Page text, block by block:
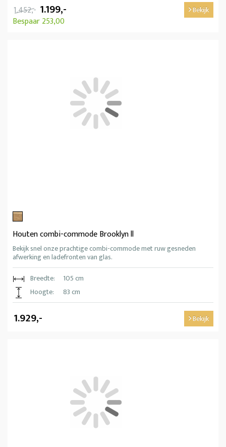
1.452,- 1.199,-
Bespaar 253,00
Bekijk
Houten combi-commode Brooklyn ll
Bekijk snel onze prachtige combi-commode met ruw gesneden
afwerking en ladefronten van glas.
Breedte:
105 cm
Hoogte:
83 cm
1.929,- Bekijk